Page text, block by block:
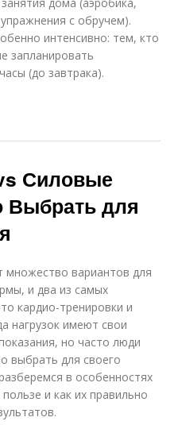
с обручем).
интенсивно: тем, кто
запланировать
(до завтрака).
Силовые
Выбрать для
множество вариантов для
и два из самых
кардио-тренировки и
нагрузок имеют свои
но часто люди
выбрать для своего
в особенностях
и как их правильно